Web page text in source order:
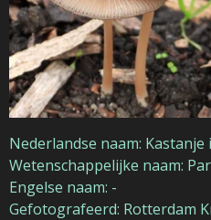
Nederlandse naam: Kastanje
Wetenschappelijke naam:
Engelse naam: -
Gefotografeerd: Rotterdam